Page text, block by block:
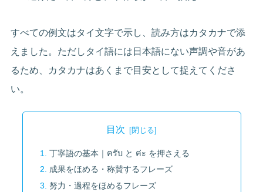
すべての例文はタイ文字で示し、読み方はカタカナで添
えました。ただしタイ語には日本語にない声調や音があ
るため、カタカナはあくまで目安として捉えてくださ
い。
目次
丁寧語の基本｜ครับ と ค่ะ を押さえる
成果をほめる・称賛するフレーズ
努力・過程をほめるフレーズ